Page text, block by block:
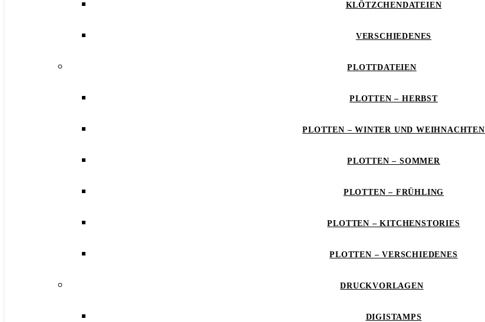
KLÖTZCHENDATEIEN
VERSCHIEDENES
PLOTTDATEIEN
PLOTTEN – HERBST
PLOTTEN – WINTER UND WEIHNACHTEN
PLOTTEN – SOMMER
PLOTTEN – FRÜHLING
PLOTTEN – KITCHENSTORIES
PLOTTEN – VERSCHIEDENES
DRUCKVORLAGEN
DIGISTAMPS